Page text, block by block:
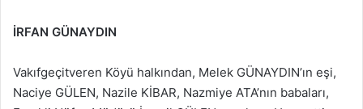
İRFAN GÜNAYDIN
Vakıfgeçitveren Köyü halkından, Melek GÜNAYDIN’ın eşi,
Naciye GÜLEN, Nazile KİBAR, Nazmiye ATA’nın babaları,